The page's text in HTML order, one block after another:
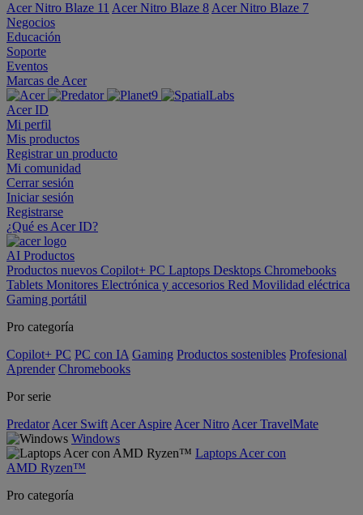
Acer Nitro Blaze 11 Acer Nitro Blaze 8 Acer Nitro Blaze 7
Negocios
Educación
Soporte
Eventos
Marcas de Acer
Acer ID
Mi perfil
Mis productos
Registrar un producto
Mi comunidad
Cerrar sesión
Iniciar sesión
Registrarse
¿Qué es Acer ID?
AI Productos
Productos nuevos Copilot+ PC Laptops Desktops Chromebooks
Tablets Monitores Electrónica y accesorios Red Movilidad eléctrica
Gaming portátil
Pro categoría
Copilot+ PC PC con IA Gaming Productos sostenibles Profesional
Aprender Chromebooks
Por serie
Predator Acer Swift Acer Aspire Acer Nitro Acer TravelMate
Windows
Laptops Acer con
AMD Ryzen™
Pro categoría